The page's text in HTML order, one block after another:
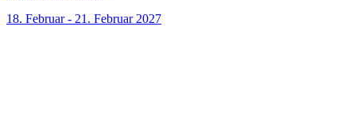
18. Februar - 21. Februar 2027